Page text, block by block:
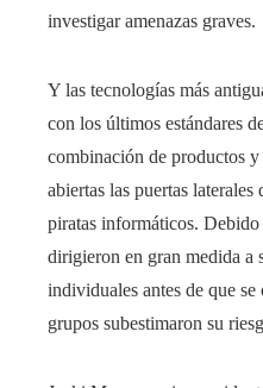
investigar amenazas graves.
Y las tecnologías más
con los últimos estándares
combinación de productos
abiertas las puertas
piratas informáticos. Debido
dirigieron en gran medida a
individuales antes de que
grupos subestimaron su